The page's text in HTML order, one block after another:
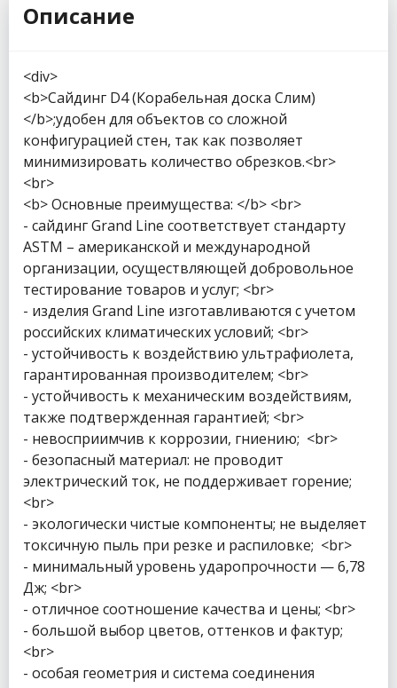
Описание
<div>
<b>Сайдинг D4 (Корабельная доска Слим)
</b>;удобен для объектов со сложной
конфигурацией стен, так как позволяет
минимизировать количество обрезков.<br>
<br>
<b> Основные преимущества: </b> <br>
- сайдинг Grand Line соответствует стандарту
ASTM – американской и международной
организации, осуществляющей добровольное
тестирование товаров и услуг; <br>
- изделия Grand Line изготавливаются с учетом
российских климатических условий; <br>
- устойчивость к воздействию ультрафиолета,
гарантированная производителем; <br>
- устойчивость к механическим воздействиям,
также подтвержденная гарантией; <br>
- невосприимчив к коррозии, гниению; <br>
- безопасный материал: не проводит
электрический ток, не поддерживает горение;
<br>
- экологически чистые компоненты; не выделяет
токсичную пыль при резке и распиловке; <br>
- минимальный уровень ударопрочности — 6,78
Дж; <br>
- отличное соотношение качества и цены; <br>
- большой выбор цветов, оттенков и фактур;
<br>
- особая геометрия и система соединения